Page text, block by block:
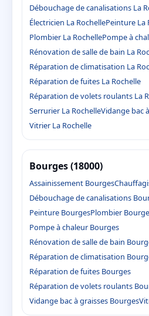
Débouchage de canalisations La
Électricien La RochellePeinture La
Plombier La RochellePompe à
Rénovation de salle de bain La
Réparation de climatisation La
Réparation de fuites La Rochelle
Réparation de volets roulants La
Serrurier La RochelleVidange bac
Vitrier La Rochelle
Bourges (18000)
Assainissement Bourges
Débouchage de canalisations
Peinture BourgesPlombier
Pompe à chaleur Bourges
Rénovation de salle de bain
Réparation de climatisation
Réparation de fuites Bourges
Réparation de volets roulants
Vidange bac à graisses Bourges